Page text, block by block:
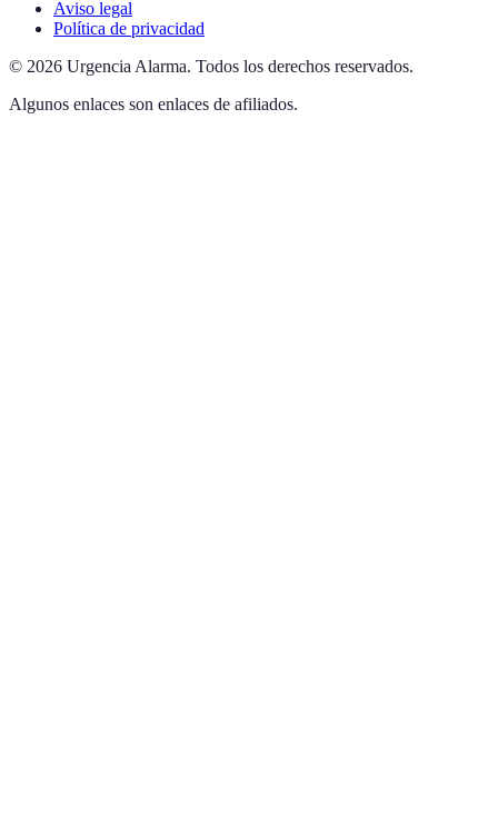
Aviso legal
Política de privacidad
© 2026 Urgencia Alarma. Todos los derechos reservados.
Algunos enlaces son enlaces de afiliados.